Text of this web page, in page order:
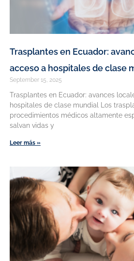
Trasplantes en Ecuador:
acceso a hospitales de clase
September 15, 2025
Trasplantes en Ecuador: avances
hospitales de clase mundial Los
procedimientos médicos altamente
salvan vidas y
Leer más »